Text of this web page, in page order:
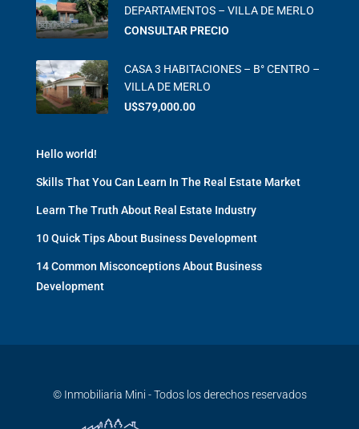
DEPARTAMENTOS – VILLA DE MERLO
CONSULTAR PRECIO
CASA 3 HABITACIONES – B° CENTRO –
VILLA DE MERLO
U$S79,000.00
Hello world!
Skills That You Can Learn In The Real Estate Market
Learn The Truth About Real Estate Industry
10 Quick Tips About Business Development
14 Common Misconceptions About Business
Development
© Inmobiliaria Mini - Todos los derechos reservados